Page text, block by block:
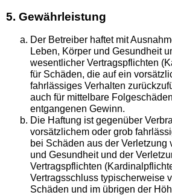
5. Gewährleistung
Der Betreiber haftet mit
Leben, Körper und Gesundheit
wesentlicher Vertragspflichten
für Schäden, die auf ein
fahrlässiges Verhalten
auch für mittelbare
entgangenen Gewinn.
Die Haftung ist gegenüber
vorsätzlichem oder grob
bei Schäden aus der Verletzung
und Gesundheit und der
Vertragspflichten
Vertragsschluss typischerweise
Schäden und im übrigen der